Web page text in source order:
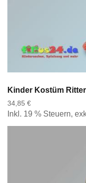
Kinder Kostüm
34,85 €
Inkl. 19 % Steuern,